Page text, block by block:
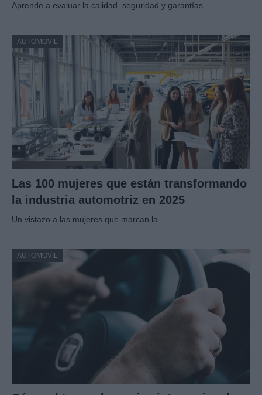
Aprende a evaluar la calidad, seguridad y garantías…
AUTOMOVIL
Las 100 mujeres que están transformando
la industria automotriz en 2025
Un vistazo a las mujeres que marcan la…
AUTOMOVIL